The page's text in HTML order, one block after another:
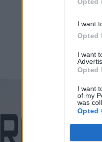
I want
Opted
I want
Opted
I want
of my
was
Opted